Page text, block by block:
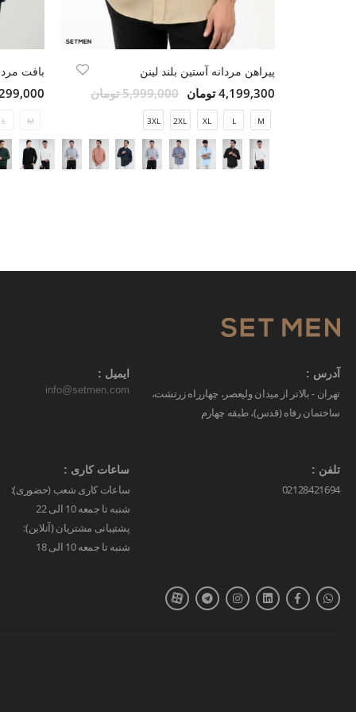
پیراهن مردانه آستین بلند لینن
4,199,300 تومان 5,999,000 تومان
M
L
XL
2XL
3XL
بافت
5,299,000
M
L
آدرس :
تهران - بالاتر از میدان ولیعصر، چهارراه زرتشت،
ساختمان رفاه (قدس)، طبقه چهارم
ایمیل :
info@setmen.com
تلفن :
02128421694
ساعات کاری :
ساعات کاری شعب (حضوری):
شنبه تا جمعه 10 الی 22
پشتیبانی مشتریان (آنلاین):
شنبه تا جمعه 10 الی 18